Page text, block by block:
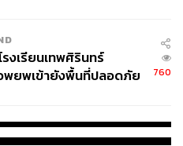
บระบุแบรนด์
รงเรียนเทพศิรินทร์
พยพเข้ายังพื้นที่ปลอดภัย
760